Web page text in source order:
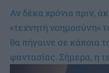
Αν δέκα χρόνια πριν,
«τεχνητή νοημοσύνη»
θα πήγαινε σε κάποια
φαντασίας. Σήμερα, η